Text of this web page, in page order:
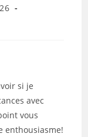
si je
avec
vous
enthousiasme!